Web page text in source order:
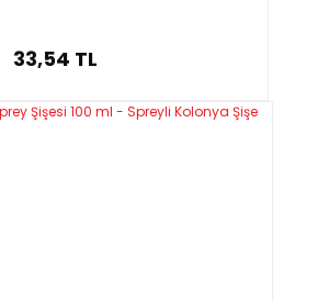
33,54 TL